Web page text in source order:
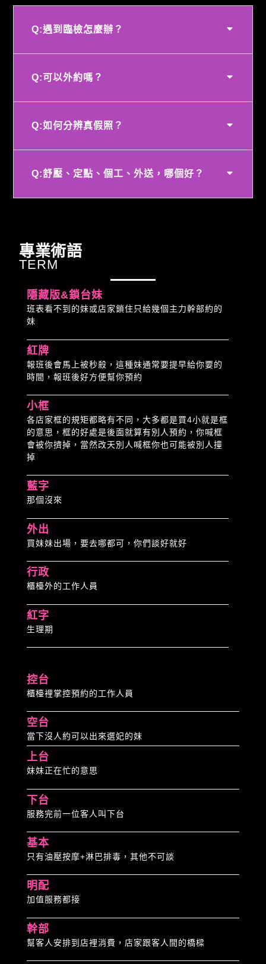
Q:遇到臨檢怎麼辦？
Q:可以外約嗎？
Q:如何分辨真假照？
Q:舒壓、定點、個工、外送，哪個好？
專業術語
TERM
隱藏版&鎖台妹
班表看不到的妹或店家鎖住只給幾個主力幹部約的
妹
紅牌
報班後會馬上被秒殺，這種妹通常要提早給你要的
時間，報班後好方便幫你預約
小框
各店家框的規矩都略有不同，大多都是買4小就是框
的意思，框的好處是後面就算有別人預約，你喊框
會被你擠掉，當然改天別人喊框你也可能被別人撞
掉
藍字
那個沒來
外出
買妹妹出場，要去哪都可，你們談好就好
行政
櫃檯外的工作人員
紅字
生理期
控台
櫃檯裡掌控預約的工作人員
空台
當下沒人約可以出來選妃的妹
上台
妹妹正在忙的意思
下台
服務完前一位客人叫下台
基本
只有油壓按摩+淋巴排毒，其他不可談
明配
加值服務都接
幹部
幫客人安排到店裡消費，店家跟客人間的橋樑